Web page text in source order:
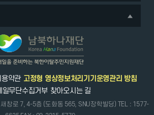
용약관 고정형 영상정보처리기기운영관리 방침
일무단수집거부 찾아오시는 길
창로 7, 4-5층 (도화동 565, SNU장학빌딩) TEL : 1577-